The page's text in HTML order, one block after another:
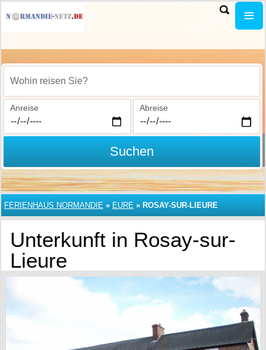
Wohin reisen Sie?
Anreise Abreise
Suchen
FERIENHAUS NORMANDIE » EURE » ROSAY-SUR-LIEURE
Unterkunft in Rosay-sur-
Lieure